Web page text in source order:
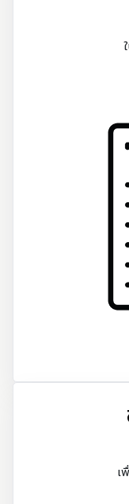
เ